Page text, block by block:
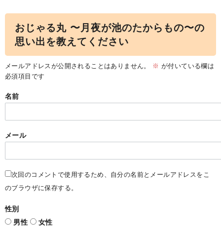
おじゃる丸 〜月夜が池のたからもの〜の
思い出を教えてください
メールアドレスが公開されることはありません。 ※ が付いている欄は
必須項目です
名前
メール
次回のコメントで使用するため、自分の名前とメールアドレスをこ
のブラウザに保存する。
性別
男性
女性